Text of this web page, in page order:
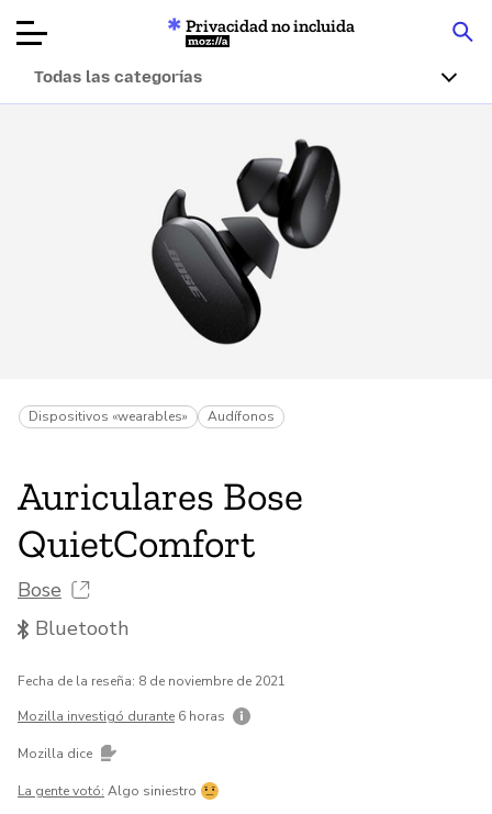
productos
Artículos
Acerca de
Donar
Privacidad no incluida
Mozilla
Todas las categorías
Dispositivos «wearables» Audífonos
Auriculares Bose
QuietComfort
Bose
Bluetooth
Fecha de la reseña: 8 de noviembre de 2021
Mozilla investigó durante 6 horas
Mozilla dice
La gente votó: Algo siniestro